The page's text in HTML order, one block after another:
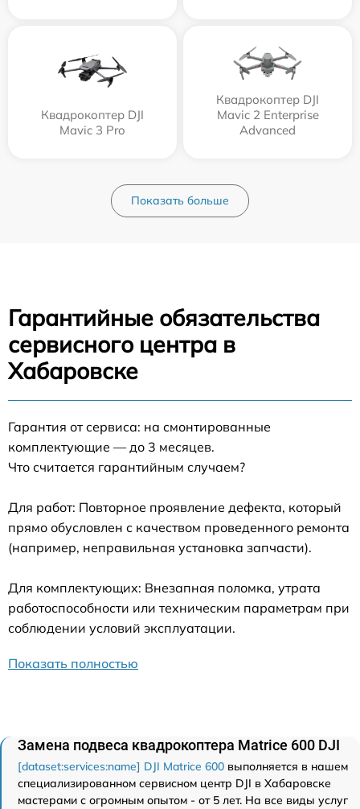
Квадрокоптер DJI
Mavic 3 Pro
Квадрокоптер DJI
Mavic 2 Enterprise
Advanced
Показать больше
Гарантийные обязательства
сервисного центра в
Хабаровске
Гарантия от сервиса: на смонтированные
комплектующие — до 3 месяцев.
Что считается гарантийным случаем?
Для работ: Повторное проявление дефекта, который
прямо обусловлен с качеством проведенного ремонта
(например, неправильная установка запчасти).
Для комплектующих: Внезапная поломка, утрата
работоспособности или техническим параметрам при
соблюдении условий эксплуатации.
Показать полностью
Замена подвеса квадрокоптера Matrice 600 DJI
[dataset:services:name] DJI Matrice 600 выполняется в нашем
специализированном сервисном центр DJI в Хабаровске
мастерами с огромным опытом - от 5 лет. На все виды услуг